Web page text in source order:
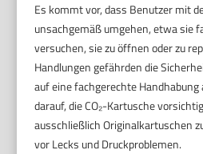
Es kommt vor, dass Benutzer mit
unsachgemäß umgehen, etwa sie
versuchen, sie zu öffnen oder zu
Handlungen gefährden die
auf eine fachgerechte
darauf, die CO₂-Kartusche
ausschließlich Originalkartuschen
vor Lecks und Druckproblemen.